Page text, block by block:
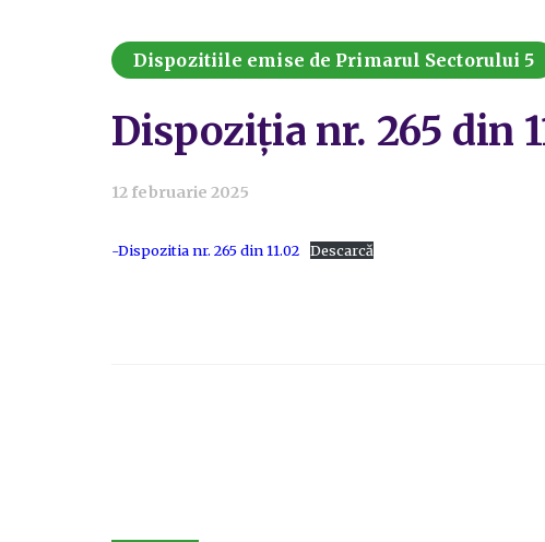
Dispozitiile emise de Primarul Sectorului 5
Dispoziția nr. 265 din
12 februarie 2025
-Dispozitia nr. 265 din 11.02 Descarcă